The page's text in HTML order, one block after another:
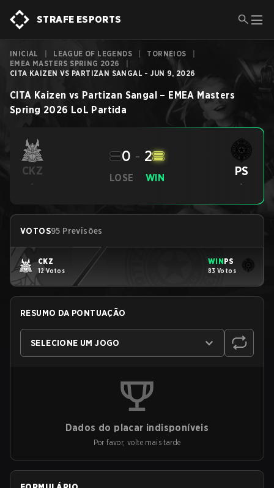
STRAFE ESPORTS
INICIAL LEAGUE OF LEGENDS TORNEIOS
EMEA MASTERS SPRING 2026
CITA KAIZEN VS PARTIZAN SANGAL - JUN 9, 2026
CITA Kaizen vs Partizan Sangal – EMEA Masters
Spring 2026 LoL Partida
CKZ
-
LOSE
0 - 2
WIN PS
-
VOTOS95 Previsões
CKZ
12 Votos
WINPS
83 Votos
RESUMO DA PONTUAÇÃO
SELECIONE UM JOGO
Dados do placar indisponíveis
Por favor, volte mais tarde